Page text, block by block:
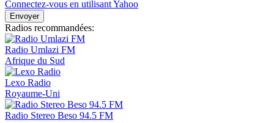
Connectez-vous en utilisant Yahoo
Envoyer
Radios recommandées:
Radio Umlazi FM
Afrique du Sud
Lexo Radio
Royaume-Uni
Radio Stereo Beso 94.5 FM